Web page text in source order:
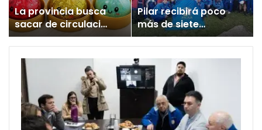
La provincia busca
sacar de circulación
un juguete
«altamente tóxico»
Pilar recibirá poco
más de siete
millones para los
Juegos
Bonaerenses